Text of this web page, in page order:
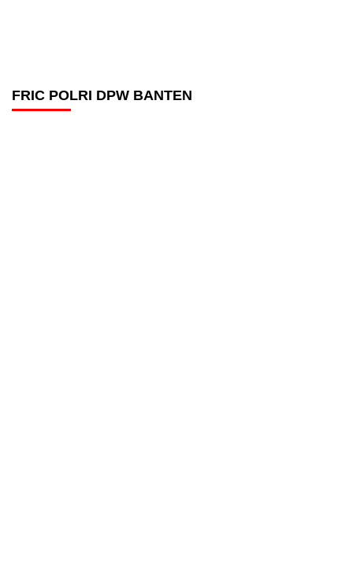
FRIC POLRI DPW BANTEN